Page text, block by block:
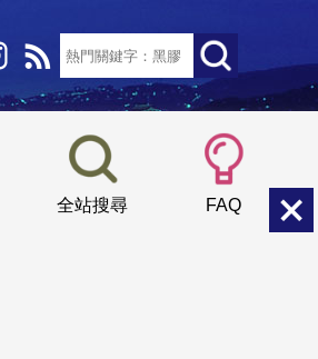
全站搜尋 FAQ
小 中